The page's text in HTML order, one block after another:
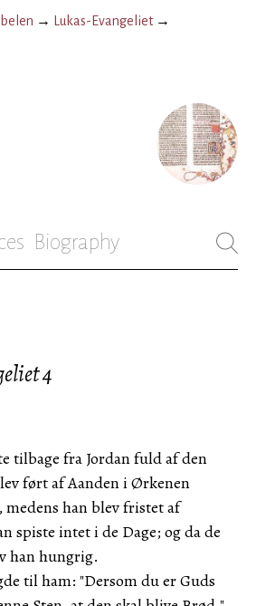
→ Lukas-Evangeliet→
Biography
4
tilbage fra Jordan fuld af den
ført af Aanden i Ørkenen
medens han blev fristet af
spiste intet i de Dage; og da de
han hungrig.
til ham: "Dersom du er Guds